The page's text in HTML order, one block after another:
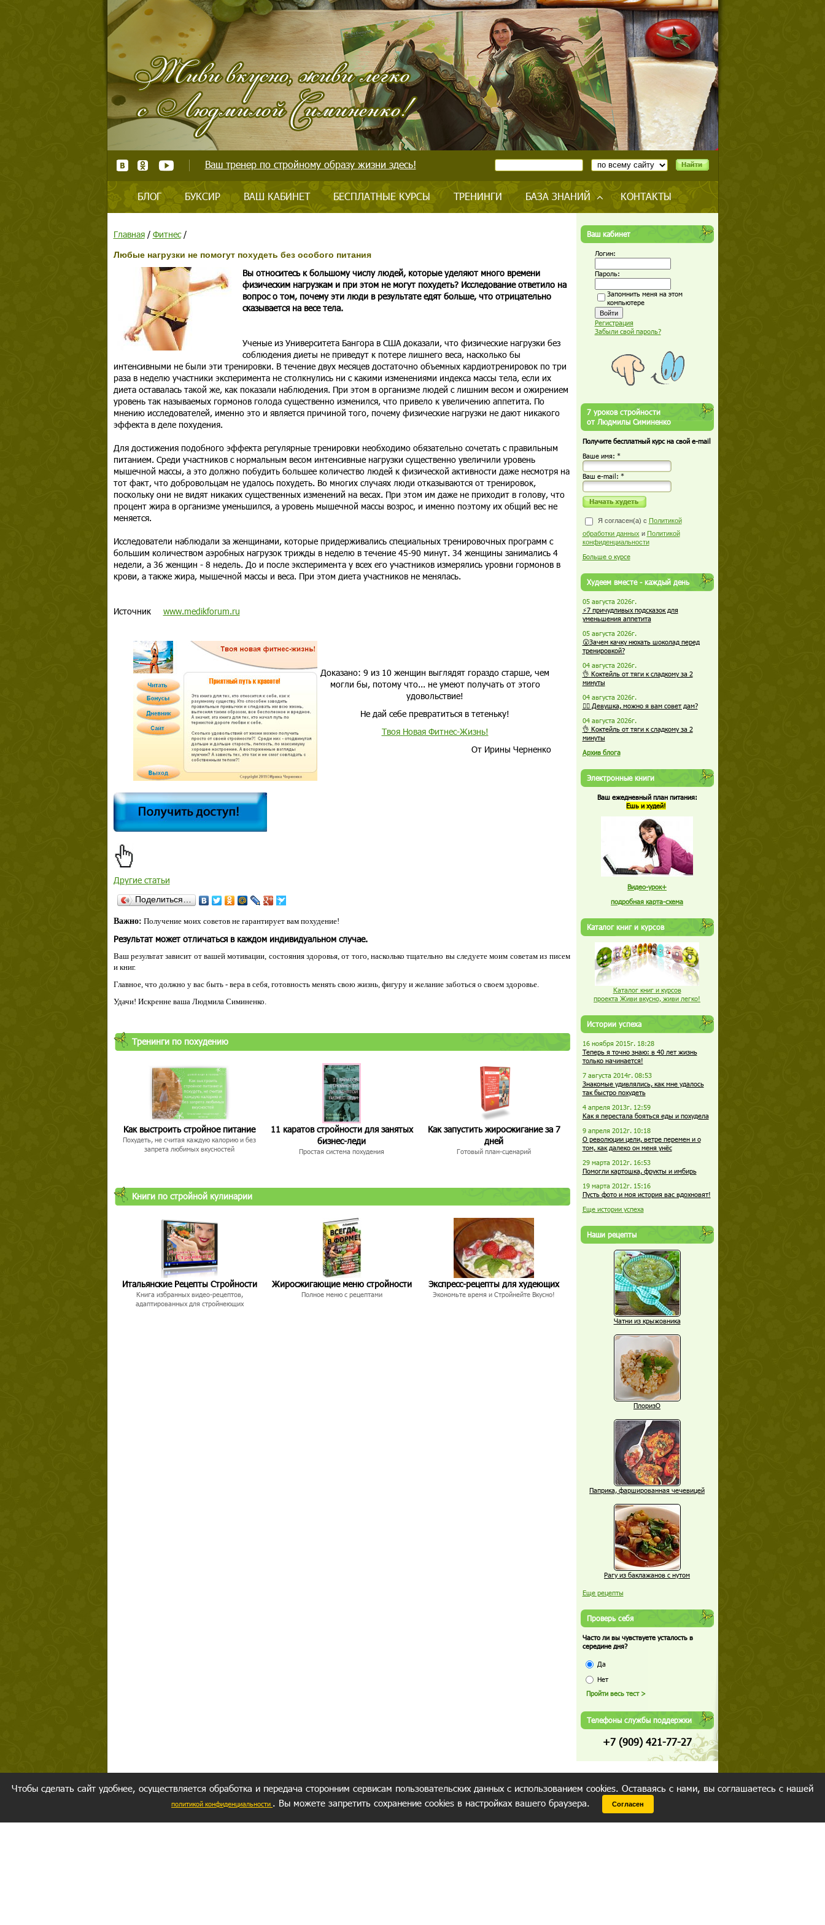
Ваш тренер по стройному образу жизни здесь!
БЛОГ БУКСИР ВАШ КАБИНЕТ БЕСПЛАТНЫЕ КУРСЫ ТРЕНИНГИ БАЗА ЗНАНИЙ КОНТАКТЫ
Главная/ Фитнес/
Любые нагрузки не помогут похудеть без особого питания
Вы относитесь к большому числу людей, которые уделяют много времени
физическим нагрузкам и при этом не могут похудеть? Исследование ответило на
вопрос о том, почему эти люди в результате едят больше, что отрицательно
сказывается на весе тела.
Ученые из Университета Бангора в США доказали, что физические нагрузки без
соблюдения диеты не приведут к потере лишнего веса, насколько бы
интенсивными не были эти тренировки. В течение двух месяцев достаточно объемных кардиотренировок по три
раза в неделю участники эксперимента не столкнулись ни с какими изменениями индекса массы тела, если их
диета оставалась такой же, как показали наблюдения. При этом в организме людей с лишним весом и ожирением
уровень так называемых гормонов голода существенно изменился, что привело к увеличению аппетита. По
мнению исследователей, именно это и является причиной того, почему физические нагрузки не дают никакого
эффекта в деле похудения.
Для достижения подобного эффекта регулярные тренировки необходимо обязательно сочетать с правильным
питанием. Среди участников с нормальным весом интенсивные нагрузки существенно увеличили уровень
мышечной массы, а это должно побудить большее количество людей к физической активности даже несмотря на
тот факт, что добровольцам не удалось похудеть. Во многих случаях люди отказываются от тренировок,
поскольку они не видят никаких существенных изменений на весах. При этом им даже не приходит в голову, что
процент жира в организме уменьшился, а уровень мышечной массы возрос, и именно поэтому их общий вес не
меняется.
Исследователи наблюдали за женщинами, которые придерживались специальных тренировочных программ с
большим количеством аэробных нагрузок трижды в неделю в течение 45-90 минут. 34 женщины занимались 4
недели, а 36 женщин - 8 недель. До и после эксперимента у всех его участников измерялись уровни гормонов в
крови, а также жира, мышечной массы и веса. При этом диета участников не менялась.
Источник www.medikforum.ru
Доказано: 9 из 10 женщин выглядят гораздо старше, чем
могли бы, потому что... не умеют получать от этого
удовольствие!
Не дай себе превратиться в тетеньку!
Твоя Новая Фитнес-Жизнь!
От Ирины Черненко
Другие статьи
Поделиться…
Важно: Получение моих советов не гарантирует вам похудение!
Результат может отличаться в каждом индивидуальном случае.
Ваш результат зависит от вашей мотивации, состояния здоровья, от того, насколько тщательно вы следуете моим советам из писем
и книг.
Главное, что должно у вас быть - вера в себя, готовность менять свою жизнь, фигуру и желание заботься о своем здоровье.
Удачи! Искренне ваша Людмила Симиненко.
Тренинги по похудению
Как выстроить стройное питание
Похудеть, не считая каждую калорию и без
запрета любимых вкусностей
11 каратов стройности для занятых
бизнес-леди
Простая система похудения
Как запустить жиросжигание за 7
дней
Готовый план-сценарий
Книги по стройной кулинарии
Итальянские Рецепты Стройности
Книга избранных видео-рецептов,
адаптированных для стройнеющих
Жиросжигающие меню стройности
Полное меню с рецептами
Экспресс-рецепты для худеющих
Экономьте время и Стройнейте Вкусно!
Ваш кабинет
Логин:
Пароль:
Запомнить меня на этом
компьютере
Регистрация
Забыли свой пароль?
7 уроков стройности
от Людмилы Симиненко
Получите бесплатный курс на свой e-mail
Ваше имя: *
Ваш е-mail: *
Я согласен(а) с Политикой
обработки данных и Политикой
конфиденциальности
Больше о курсе
Худеем вместе - каждый день
05 августа 2026г.
⚡7 причудливых подсказок для
уменьшения аппетита
05 августа 2026г.
😮Зачем качку нюхать шоколад перед
тренировкой?
04 августа 2026г.
👌 Коктейль от тяги к сладкому за 2
минуты
04 августа 2026г.
🏋️‍♀️ Девушка, можно я вам совет дам?
04 августа 2026г.
👌 Коктейль от тяги к сладкому за 2
минуты
Архив блога
Электронные книги
Ваш ежедневный план питания:
Ешь и худей!
Видео-урок+
подробная карта-схема
Каталог книг и курсов
Каталог книг и курсов
проекта Живи вкусно, живи легко!
Истории успеха
16 ноября 2015г. 18:28
Теперь я точно знаю: в 40 лет жизнь
только начинается!
7 августа 2014г. 08:53
Знакомые удивлялись, как мне удалось
так быстро похудеть
4 апреля 2013г. 12:59
Как я перестала бояться еды и похудела
9 апреля 2012г. 10:18
О революции цели, ветре перемен и о
том, как далеко он меня унёс
29 марта 2012г. 16:53
Помогли картошка, фрукты и имбирь
19 марта 2012г. 15:16
Пусть фото и моя история вас вдохновят!
Еще истории успеха
Наши рецепты
Чатни из крыжовника
ПлоризО
Паприка, фаршированная чечевицей
Рагу из баклажанов с нутом
Еще рецепты
Проверь себя
Часто ли вы чувствуете усталость в
середине дня?
Да
Нет
Телефоны службы поддержки
+7 (909) 421-77-27
Чтобы сделать сайт удобнее, осуществляется обработка и передача сторонним сервисам пользовательских данных с использованием cookies. Оставаясь с нами, вы соглашаетесь с нашей
политикой конфиденциальности . Вы можете запретить сохранение cookies в настройках вашего браузера. Согласен